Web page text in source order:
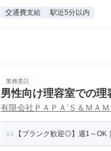
交通費支給 駅近5分以内
業務委託
男性向け理容室での理
有限会社ＰＡＰＡ’Ｓ＆ＭＡＭ
【ブランク歓迎◎】週1～OK